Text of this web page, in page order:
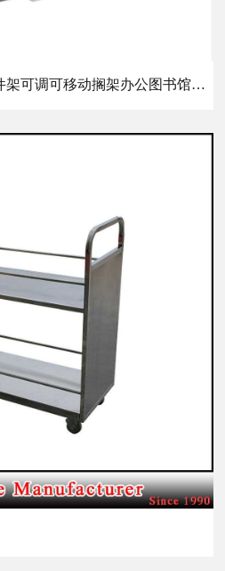
移动搁架办公图书馆钢家具学校使用